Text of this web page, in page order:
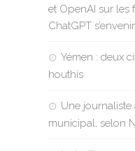
et OpenAI sur les
ChatGPT
Yémen : deux
houthis
Une
municipal, selon